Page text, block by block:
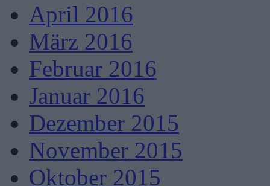
April 2016
März 2016
Februar 2016
Januar 2016
Dezember 2015
November 2015
Oktober 2015